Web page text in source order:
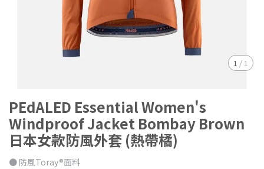
1 / 1
PEdALED Essential Women's
Windproof Jacket Bombay Brown
日本女款防風外套 (熱帶橘)
● 防風Toray®面料